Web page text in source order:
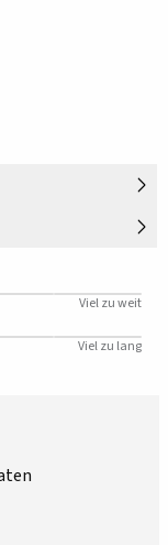
Viel zu weit
Viel zu lang